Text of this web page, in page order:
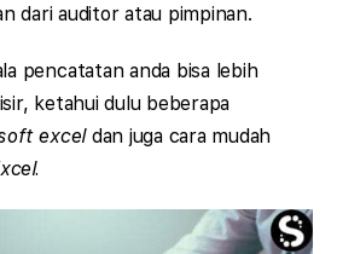
dari auditor atau pimpinan.
pencatatan anda bisa lebih
ketahui dulu beberapa
excel dan juga cara mudah